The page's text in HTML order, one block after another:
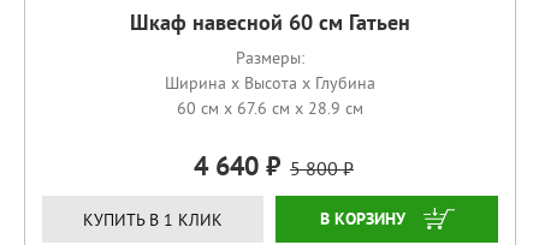
Шкаф навесной 60 см Гатьен
Размеры:
Ширина x Высота x Глубина
60 см x 67.6 см x 28.9 см
4 640 5 800
КУПИТЬ В 1 КЛИК КУПИТЬ